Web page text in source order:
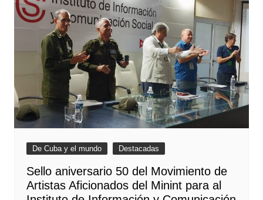
De Cuba y el mundo Destacadas
Sello aniversario 50 del Movimiento de
Artistas Aficionados del Minint para al